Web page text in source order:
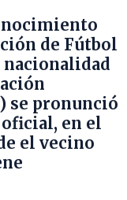
de Fútbol
nacionalidad
se pronunció
en el
el vecino